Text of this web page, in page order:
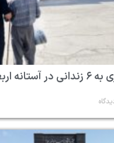
اربعین